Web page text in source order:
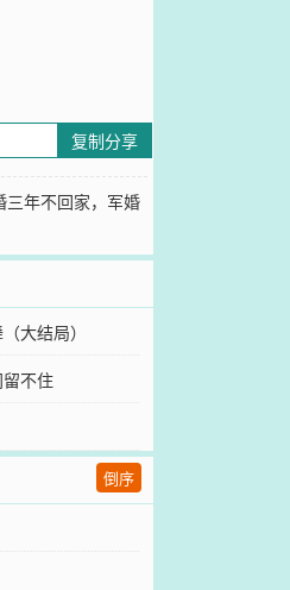
复制分享
三年不回家，军婚
大结局）
不住
倒序